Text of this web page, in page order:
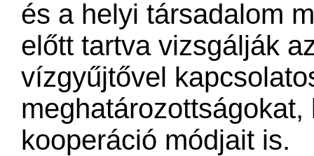
és a helyi társadalom
előtt tartva vizsgálják
vízgyűjtővel
kooperáció módjait is.